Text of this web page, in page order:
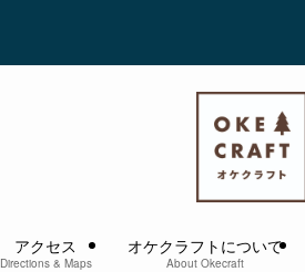
SINCE1983
アクセス
Directions & Maps
オケクラフトについて
About Okecraft